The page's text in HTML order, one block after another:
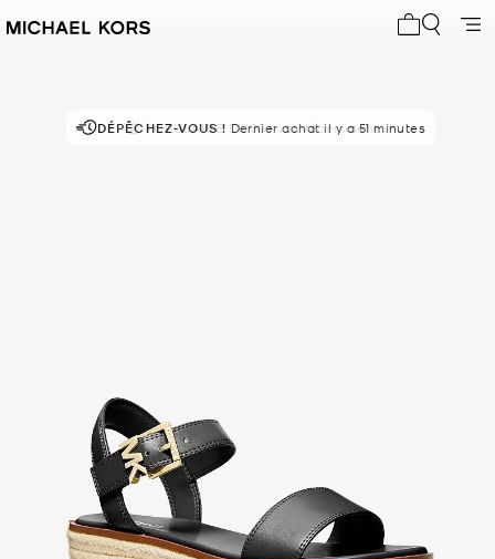
DÉPÊCHEZ-VOUS ! Dernier achat il y a 51 minutes
POPULAIRE !1000+ vus récemment